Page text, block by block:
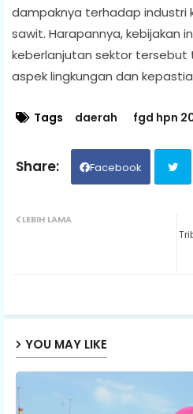
dampaknya terhadap industri
sawit. Harapannya, kebijakan
keberlanjutan sektor tersebut
aspek lingkungan dan
Tags daerah fgd hpn
Facebook
LEBIH LAMA
YOU MAY LIKE